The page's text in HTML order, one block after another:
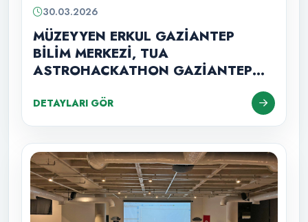
30.03.2026
MÜZEYYEN ERKUL GAZİANTEP
BİLİM MERKEZİ, TUA
ASTROHACKATHON GAZİANTEP
DETAYLARI GÖR